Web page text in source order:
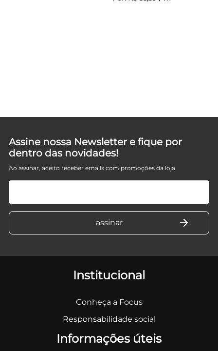
Assine nossa Newsletter e fique por
dentro das novidades!
Ao assinar, aceito receber emails com promoções da loja
Institucional
Conheça a Focus
Responsabilidade social
Informações úteis